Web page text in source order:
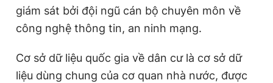
giám sát bởi đội ngũ cán bộ chuyên môn về
công nghệ thông tin, an ninh mạng.
Cơ sở dữ liệu quốc gia về dân cư là cơ sở dữ
liệu dùng chung của cơ quan nhà nước, được